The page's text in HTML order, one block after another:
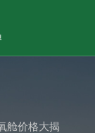
舱价格大揭